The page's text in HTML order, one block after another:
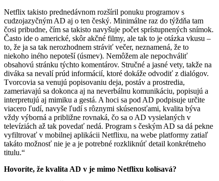
Netflix takisto prednedávnom rozšíril ponuku programov s
cudzojazyčným AD aj o ten český. Minimálne raz do týždňa tam
čosi pribudne, čím sa takisto navyšuje počet sprístupnených snímok.
Často ide o americké, skôr akčné filmy, ale tak to je otázka vkusu –
to, že ja sa tak nerozhodnem stráviť večer, neznamená, že to
niekoho iného nepoteší (úsmev). Nemôžem ale nepochváliť
obsahovú stránku týchto komentárov. Stručné a jasné vety, takže na
diváka sa nevalí prúd informácií, ktoré dokáže odvodiť z dialógov.
Tvorcovia sa venujú popisovaniu deja, postáv a prostredia,
zameriavajú sa dokonca aj na neverbálnu komunikáciu, popisujú a
interpretujú aj mimiku a gestá. A hoci sa pod AD podpisuje určite
viacero ľudí, navyše ľudí s rôznymi skúsenosťami, kvalita býva
vždy výborná a približne rovnaká, čo sa o AD vysielaných v
televíziách až tak povedať nedá. Program s českým AD sa dá pekne
vyfiltrovať v mobilnej aplikácii Netflixu, na webe platformy zatiaľ
takáto možnosť nie je a je potrebné rozkliknúť detail konkrétneho
titulu.“
Hovoríte, že kvalita AD v je mimo Netflixu kolísavá?